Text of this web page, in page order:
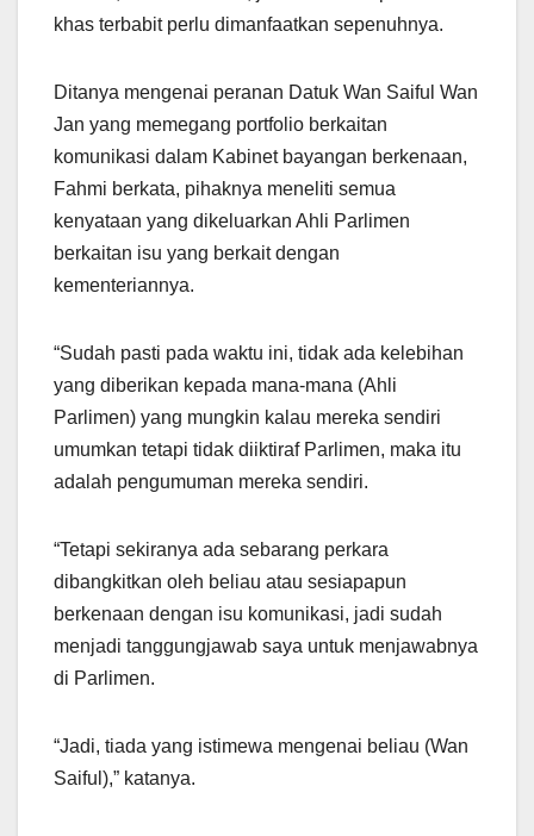
khas terbabit perlu dimanfaatkan sepenuhnya.
Ditanya mengenai peranan Datuk Wan Saiful Wan
Jan yang memegang portfolio berkaitan
komunikasi dalam Kabinet bayangan berkenaan,
Fahmi berkata, pihaknya meneliti semua
kenyataan yang dikeluarkan Ahli Parlimen
berkaitan isu yang berkait dengan
kementeriannya.
“Sudah pasti pada waktu ini, tidak ada kelebihan
yang diberikan kepada mana-mana (Ahli
Parlimen) yang mungkin kalau mereka sendiri
umumkan tetapi tidak diiktiraf Parlimen, maka itu
adalah pengumuman mereka sendiri.
“Tetapi sekiranya ada sebarang perkara
dibangkitkan oleh beliau atau sesiapapun
berkenaan dengan isu komunikasi, jadi sudah
menjadi tanggungjawab saya untuk menjawabnya
di Parlimen.
“Jadi, tiada yang istimewa mengenai beliau (Wan
Saiful),” katanya.